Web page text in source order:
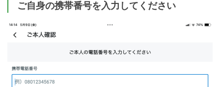
ご自身の携帯番号を入力してください